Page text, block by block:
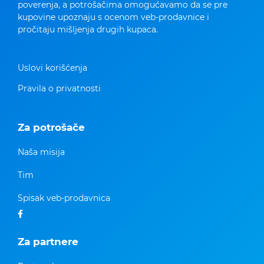
poverenja, a potrošačima omogućavamo da se pre
kupovine upoznaju s ocenom veb-prodavnice i
pročitaju mišljenja drugih kupaca.
Uslovi korišćenja
Pravila o privatnosti
Za potrošače
Naša misija
Tim
Spisak veb-prodavnica
Za partnere